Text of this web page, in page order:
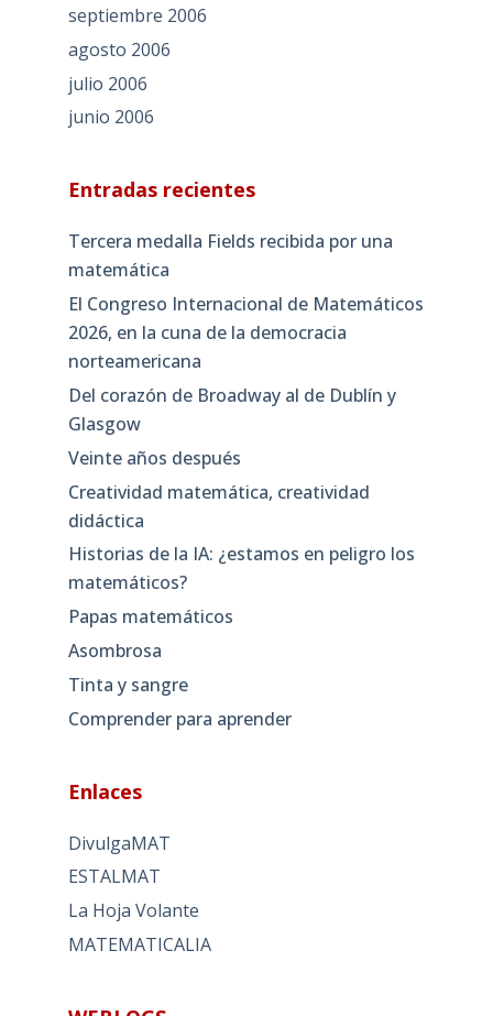
septiembre 2006
agosto 2006
julio 2006
junio 2006
Entradas recientes
Tercera medalla Fields recibida por una
matemática
El Congreso Internacional de Matemáticos
2026, en la cuna de la democracia
norteamericana
Del corazón de Broadway al de Dublín y
Glasgow
Veinte años después
Creatividad matemática, creatividad
didáctica
Historias de la IA: ¿estamos en peligro los
matemáticos?
Papas matemáticos
Asombrosa
Tinta y sangre
Comprender para aprender
Enlaces
DivulgaMAT
ESTALMAT
La Hoja Volante
MATEMATICALIA